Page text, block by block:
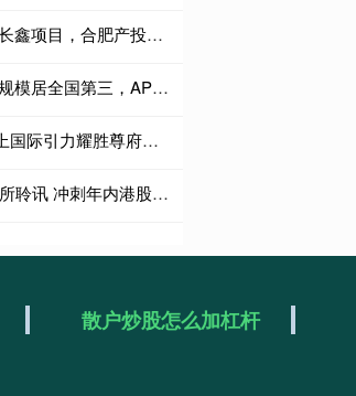
赚配网 十年连续重仓投资长鑫项目，合肥产投发文祝贺长鑫科技上市
金谷子 深圳上半年存贷款规模居全国第三，APEC支付保障全面升级
深金优配 热门地！K11之上国际引力耀胜尊府港人外籍到访即定创新高
棒棒策略 SHEIN通过港交所聆讯 冲刺年内港股跨境电商最大IPO
散户炒股怎么加杠杆